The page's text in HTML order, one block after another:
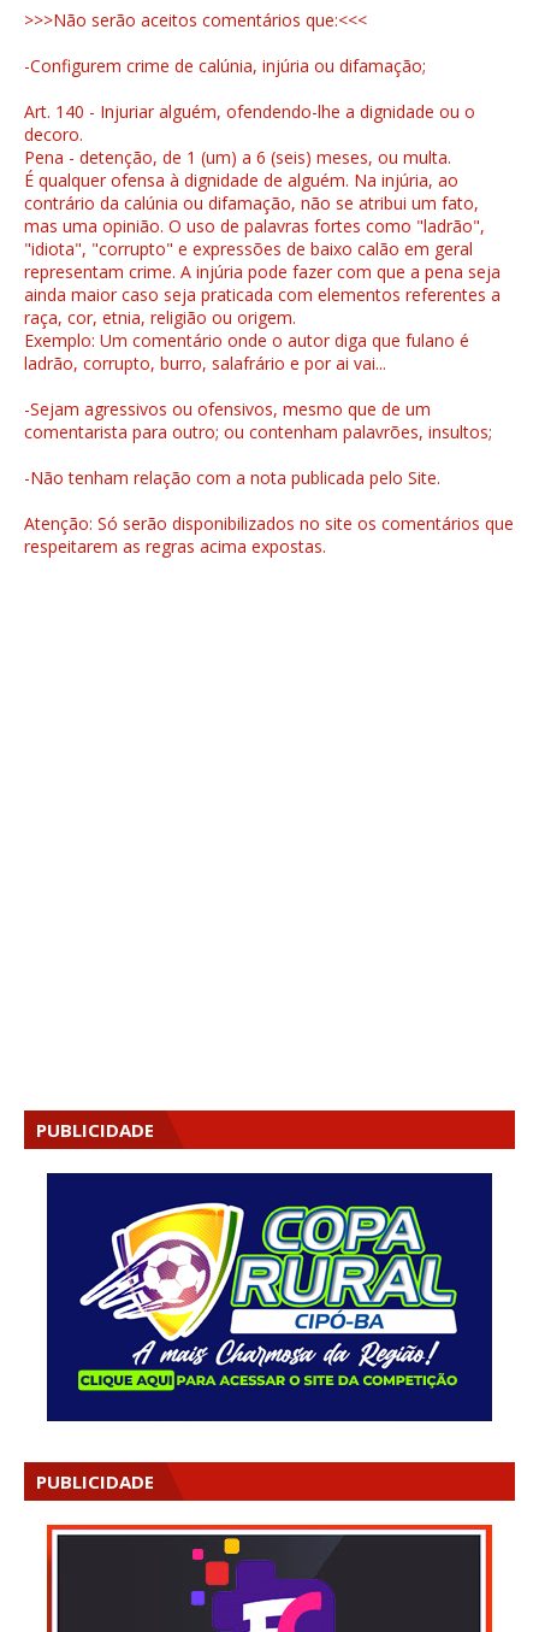
>>>Não serão aceitos comentários que:<<<
-Configurem crime de calúnia, injúria ou difamação;
Art. 140 - Injuriar alguém, ofendendo-lhe a dignidade ou o
decoro.
Pena - detenção, de 1 (um) a 6 (seis) meses, ou multa.
É qualquer ofensa à dignidade de alguém. Na injúria, ao
contrário da calúnia ou difamação, não se atribui um fato,
mas uma opinião. O uso de palavras fortes como "ladrão",
"idiota", "corrupto" e expressões de baixo calão em geral
representam crime. A injúria pode fazer com que a pena seja
ainda maior caso seja praticada com elementos referentes a
raça, cor, etnia, religião ou origem.
Exemplo: Um comentário onde o autor diga que fulano é
ladrão, corrupto, burro, salafrário e por ai vai...
-Sejam agressivos ou ofensivos, mesmo que de um
comentarista para outro; ou contenham palavrões, insultos;
-Não tenham relação com a nota publicada pelo Site.
Atenção: Só serão disponibilizados no site os comentários que
respeitarem as regras acima expostas.
PUBLICIDADE
PUBLICIDADE